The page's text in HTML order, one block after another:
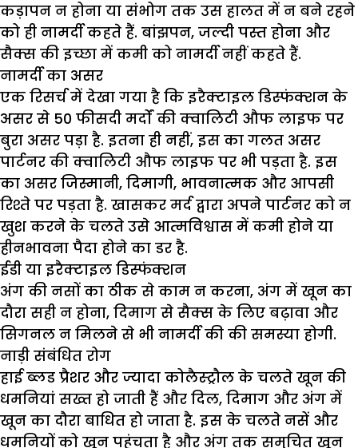
कड़ापन न होना या संभोग तक उस हालत में न बने रहने
को ही नामर्दी कहते हैं. बांझपन, जल्दी पस्त होना और
सैक्स की इच्छा में कमी को नामर्दी नहीं कहते हैं.
नामर्दी का असर
एक रिसर्च में देखा गया है कि इरैक्टाइल डिस्फंक्शन के
असर से 50 फीसदी मर्दों की क्वालिटी औफ लाइफ पर
बुरा असर पड़ा है. इतना ही नहीं, इस का गलत असर
पार्टनर की क्वालिटी औफ लाइफ पर भी पड़ता है. इस
का असर जिस्मानी, दिमागी, भावनात्मक और आपसी
रिश्ते पर पड़ता है. खासकर मर्द द्वारा अपने पार्टनर को न
खुश करने के चलते उसे आत्मविश्वास में कमी होने या
हीनभावना पैदा होने का डर है.
ईडी या इरैक्टाइल डिस्फंक्शन
अंग की नसों का ठीक से काम न करना, अंग में खून का
दौरा सही न होना, दिमाग से सैक्स के लिए बढ़ावा और
सिगनल न मिलने से भी नामर्दी की की समस्या होगी.
नाड़ी संबंधित रोग
हाई ब्लड प्रैशर और ज्यादा कोलैस्ट्रौल के चलते खून की
धमनियां सख्त हो जाती हैं और दिल, दिमाग और अंग में
खून का दौरा बाधित हो जाता है. इस के चलते नसें और
धमनियों को खून पहुंचता है और अंग तक समुचित खून